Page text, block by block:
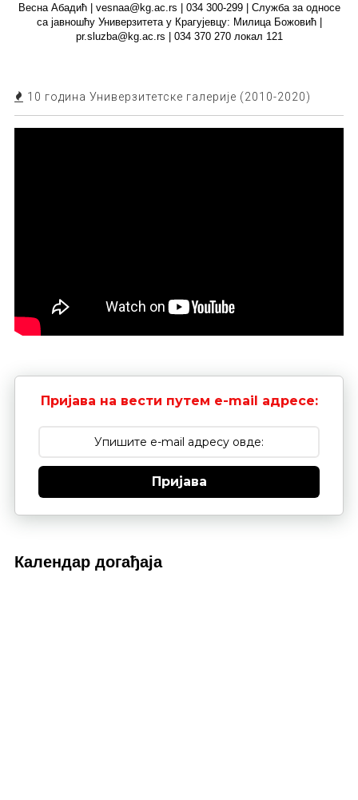
Весна Абадић | vesnaa@kg.ac.rs | 034 300-299 | Служба за односе
са јавношћу Универзитета у Крагујевцу: Милица Божовић |
pr.sluzba@kg.ac.rs | 034 370 270 локал 121
10 година Универзитетске галерије (2010-2020)
Пријава на вести путем e-mail адресе:
Пријава
Календар догађаја